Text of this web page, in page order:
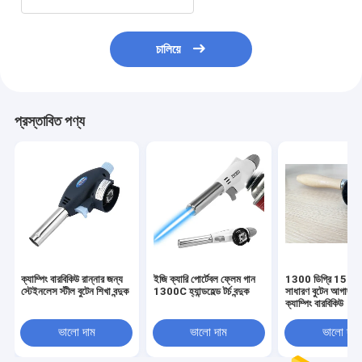
চালিয়ে
প্রস্তাবিত পণ্য
ক্যাম্পিং বারবিকিউ রান্নার জন্য
স্টেইনলেস স্টীল বুটেন শিখা বন্দুক
ভালো দাম
ইজি ক্যারি পোর্টেবল ফ্লেম গান
1300C হ্যান্ডহেল্ড টর্চ বন্দুক
ভালো দাম
1300 ডিগ্রি
সাধারণ বুটেন আগাছা
ক্যাম্পিং বারবিকিউ
ভালো দাম